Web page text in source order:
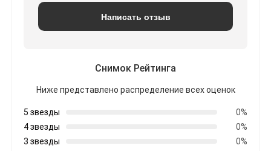
Написать отзыв
Снимок Рейтинга
Ниже представлено распределение всех оценок
5 звезды
0%
4 звезды
0%
3 звезды
0%